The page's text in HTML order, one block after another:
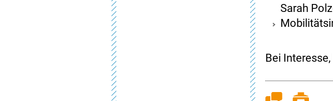
Sarah
Bei